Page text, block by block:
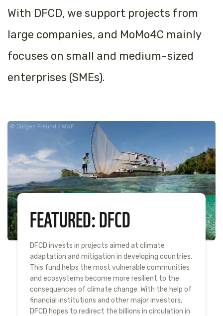
With DFCD, we support projects from
large companies, and MoMo4C mainly
focuses on small and medium-sized
enterprises (SMEs).
Jürgen Freund / WWF
FEATURED: DFCD
DFCD invests in projects aimed at climate
adaptation and mitigation in developing countries.
This fund helps the most vulnerable communities
and ecosystems become more resilient to the
consequences of climate change. With the help of
financial institutions and other major investors,
DFCD hopes to redirect the billions in circulation in